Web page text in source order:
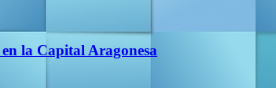
la Capital Aragonesa